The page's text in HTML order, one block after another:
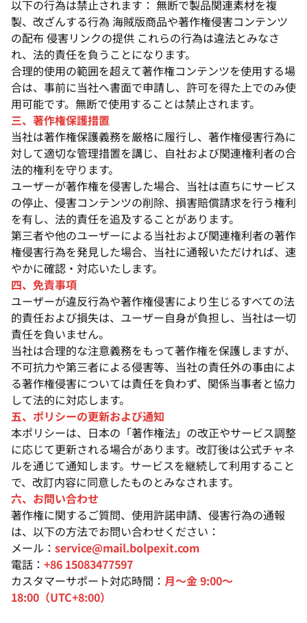
以下の行為は禁止されます： 無断で製品関連素材を複
製、改ざんする行為 海賊版商品や著作権侵害コンテンツ
の配布 侵害リンクの提供 これらの行為は違法とみなさ
れ、法的責任を負うことになります。
合理的使用の範囲を超えて著作権コンテンツを使用する場
合は、事前に当社へ書面で申請し、許可を得た上でのみ使
用可能です。無断で使用することは禁止されます。
三、著作権保護措置
当社は著作権保護義務を厳格に履行し、著作権侵害行為に
対して適切な管理措置を講じ、自社および関連権利者の合
法的権利を守ります。
ユーザーが著作権を侵害した場合、当社は直ちにサービス
の停止、侵害コンテンツの削除、損害賠償請求を行う権利
を有し、法的責任を追及することがあります。
第三者や他のユーザーによる当社および関連権利者の著作
権侵害行為を発見した場合、当社に通報いただければ、速
やかに確認・対応いたします。
四、免責事項
ユーザーが違反行為や著作権侵害により生じるすべての法
的責任および損失は、ユーザー自身が負担し、当社は一切
責任を負いません。
当社は合理的な注意義務をもって著作権を保護しますが、
不可抗力や第三者による侵害等、当社の責任外の事由によ
る著作権侵害については責任を負わず、関係当事者と協力
して法的に対応します。
五、ポリシーの更新および通知
本ポリシーは、日本の「著作権法」の改正やサービス調整
に応じて更新される場合があります。改訂後は公式チャネ
ルを通じて通知します。サービスを継続して利用すること
で、改訂内容に同意したものとみなされます。
六、お問い合わせ
著作権に関するご質問、使用許諾申請、侵害行為の通報
は、以下の方法でお問い合わせください：
メール： service@mail.bolpexit.com
電話： +86 15083477597
カスタマーサポート対応時間： 月～金 9:00～
18:00（UTC+8:00）